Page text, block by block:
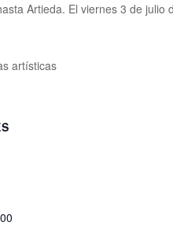
Artieda. El viernes 3 de
artísticas